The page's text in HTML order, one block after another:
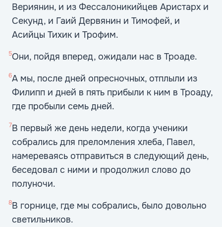
Вериянин, и из Фессалоникийцев Аристарх и
Секунд, и Гаий Дервянин и Тимофей, и
Асийцы Тихик и Трофим.
5Они, пойдя вперед, ожидали нас в Троаде.
6А мы, после дней опресночных, отплыли из
Филипп и дней в пять прибыли к ним в Троаду,
где пробыли семь дней.
7В первый же день недели, когда ученики
собрались для преломления хлеба, Павел,
намереваясь отправиться в следующий день,
беседовал с ними и продолжил слово до
полуночи.
8В горнице, где мы собрались, было довольно
светильников.